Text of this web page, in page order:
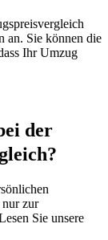
an. Sie können die
Ihr Umzug
der
zur
Sie unsere